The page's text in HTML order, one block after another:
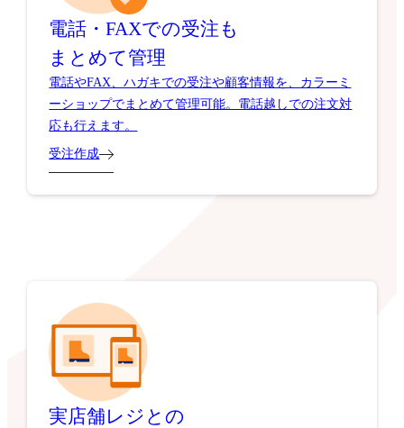
電話・FAXでの受注も
まとめて管理
電話やFAX、ハガキでの受注や顧客情報を、カラーミ
ーショップでまとめて管理可能。電話越しでの注文対
応も行えます。
受注作成
実店舗レジとの